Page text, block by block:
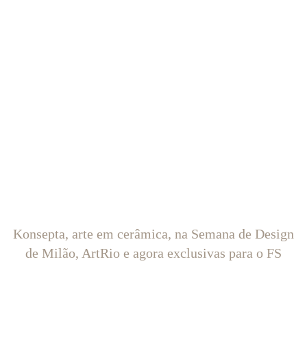
Konsepta, arte em cerâmica, na Semana de Design
de Milão, ArtRio e agora exclusivas para o FS